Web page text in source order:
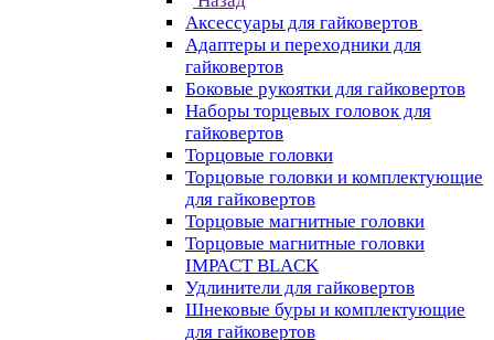
Аксессуары для гайковертов
Адаптеры и переходники для
гайковертов
Боковые рукоятки для гайковертов
Наборы торцевых головок для
гайковертов
Торцовые головки
Торцовые головки и комплектующие
для гайковертов
Торцовые магнитные головки
Торцовые магнитные головки
IMPACT BLACK
Удлинители для гайковертов
Шнековые буры и комплектующие
для гайковертов